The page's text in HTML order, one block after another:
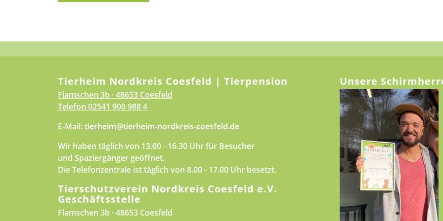
Tierheim Nordkreis Coesfeld | Tierpension
Flamschen 3b · 48653 Coesfeld
Telefon 02541 900 988 4
E-Mail:tierheim@tierheim-nordkreis-coesfeld.de
Wir haben täglich von 13.00 - 16.30 Uhr für Besucher
und Spaziergänger geöffnet.
Die Telefonzentrale ist täglich von 8.00 - 17.00 Uhr besetzt.
Tierschutzverein Nordkreis Coesfeld e.V.
Geschäftsstelle
Flamschen 3b · 48653 Coesfeld
Unsere